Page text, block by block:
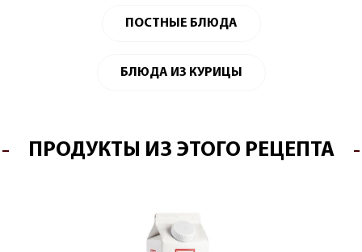
ПОСТНЫЕ БЛЮДА
БЛЮДА ИЗ КУРИЦЫ
ПРОДУКТЫ ИЗ ЭТОГО РЕЦЕПТА